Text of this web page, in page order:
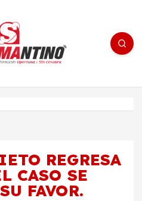
- medios/noticias/editorial
REGRESA
CASO SE
FAVOR.